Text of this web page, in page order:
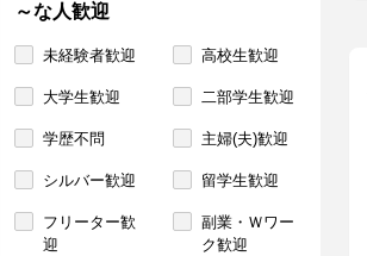
～な人歓迎
未経験者歓迎 高校生歓迎
大学生歓迎 二部学生歓迎
学歴不問 主婦(夫)歓迎
シルバー歓迎 留学生歓迎
フリーター歓
迎
副業・Ｗワー
ク歓迎